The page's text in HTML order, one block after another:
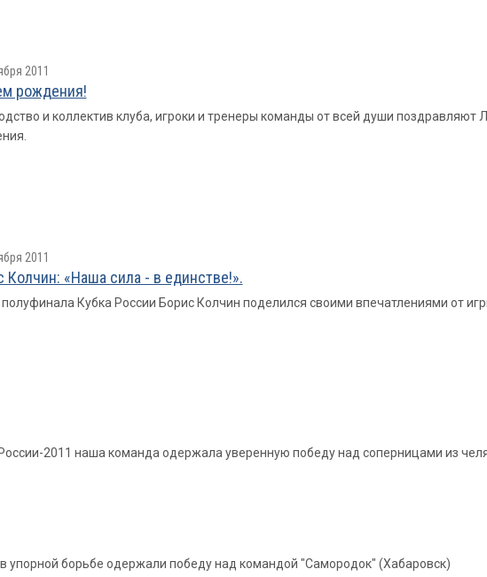
2011
рождения!
и коллектив клуба, игроки и тренеры команды от всей души
2011
Колчин: «Наша сила - в единстве!».
полуфинала Кубка России Борис Колчин поделился своими впечатлениями от
2011 наша команда одержала уверенную победу над соперницами из
упорной борьбе одержали победу над командой "Самородок" (Хабаровск)